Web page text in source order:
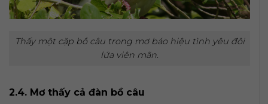
Thấy một cặp bồ câu trong mơ báo hiệu tình yêu đôi
lứa viên mãn.
2.4. Mơ thấy cả đàn bồ câu